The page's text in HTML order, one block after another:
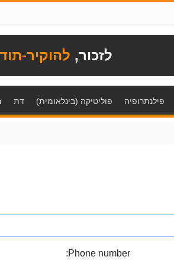
לזכור, להוקיר-
פילנתרופיה פוליטיקה (בינלאומית) דת
Phone number: